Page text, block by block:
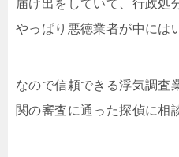
届け出をしていて、行政処
やっぱり悪徳業者が中には
なので信頼できる浮気調査
関の審査に通った探偵に相